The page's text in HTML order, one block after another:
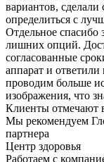
вариантов,
определиться с
Отдельное спасибо
лишних опций.
согласованные
аппарат и
проводим больше
изображения, что
Клиенты отмечают
Мы рекомендуем
партнера
Центр здоровья
Работаем с